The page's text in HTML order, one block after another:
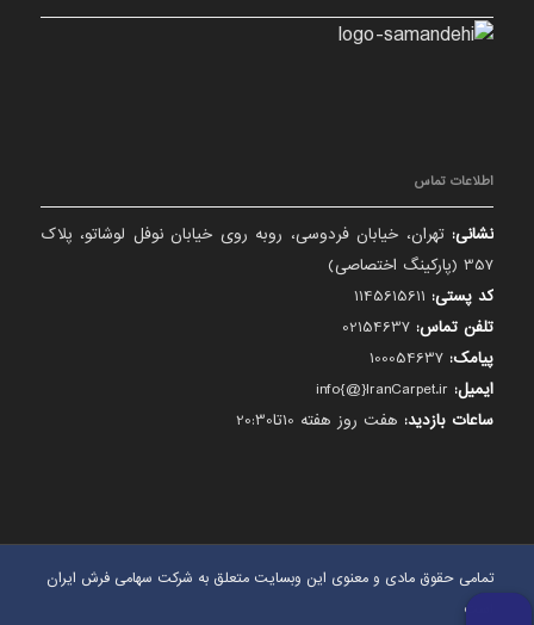
اطلاعات تماس
نشانی: تهران، خیابان فردوسی، روبه روی خیابان نوفل لوشاتو، پلاک
357 (پارکینگ اختصاصی)
کد پستی:
تلفن تماس:
پیامک:
ایمیل:
ساعات بازدید: هفت روز هفته 10تا20:30
تمامی حقوق مادی و معنوی این وبسایت متعلق به شرکت سهامی فرش ایران
است